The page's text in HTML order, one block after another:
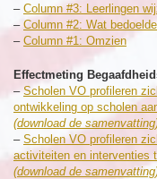
– Column #3: Leerlingen
– Column #2: Wat
– Column #1: Omzien
Effectmeting
– Scholen VO profileren
ontwikkeling op scholen
(download de
– Scholen VO profileren
activiteiten en interventies
(download de